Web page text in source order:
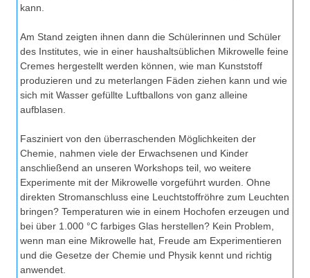
kann.
Am Stand zeigten ihnen dann die Schülerinnen und Schüler
des Institutes, wie in einer haushaltsüblichen Mikrowelle feine
Cremes hergestellt werden können, wie man Kunststoff
produzieren und zu meterlangen Fäden ziehen kann und wie
sich mit Wasser gefüllte Luftballons von ganz alleine
aufblasen.
Fasziniert von den überraschenden Möglichkeiten der
Chemie, nahmen viele der Erwachsenen und Kinder
anschließend an unseren Workshops teil, wo weitere
Experimente mit der Mikrowelle vorgeführt wurden. Ohne
direkten Stromanschluss eine Leuchtstoffröhre zum Leuchten
bringen? Temperaturen wie in einem Hochofen erzeugen und
bei über 1.000 °C farbiges Glas herstellen? Kein Problem,
wenn man eine Mikrowelle hat, Freude am Experimentieren
und die Gesetze der Chemie und Physik kennt und richtig
anwendet.